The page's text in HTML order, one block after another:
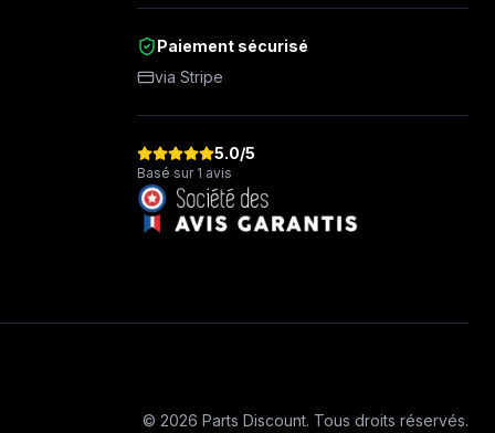
Paiement sécurisé
via Stripe
5.0/5
Basé sur 1 avis
© 2026 Parts Discount. Tous droits réservés.